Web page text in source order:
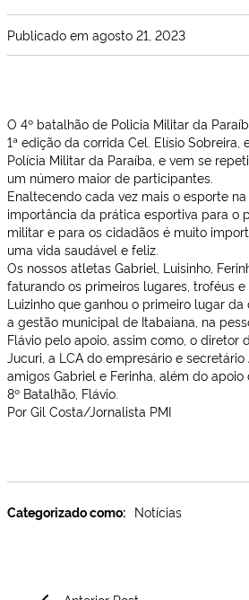
Publicado em agosto 21, 2023
O 4º batalhão de Policia Militar da
1ª edição da corrida Cel. Elísio Sobreira,
Polícia Militar da Paraíba, e vem se
um número maior de participantes.
Enaltecendo cada vez mais o esporte
importância da prática esportiva para o
militar e para os cidadãos é muito
uma vida saudável e feliz.
Os nossos atletas Gabriel, Luisinho,
faturando os primeiros lugares, troféus e
Luizinho que ganhou o primeiro lugar
a gestão municipal de Itabaiana, na
Flávio pelo apoio, assim como, o diretor
Jucuri, a LCA do empresário e
amigos Gabriel e Ferinha, além do
8º Batalhão, Flávio.
Por Gil Costa/Jornalista PMI
Categorizado como: Notícias
Navegação